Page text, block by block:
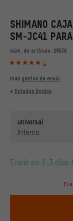
SHIMANO
SM-JC41
núm. de artículo: 29536
2
más gastos de envío
a Estados Unidos
universal
Interno
Envío en 1-3
El